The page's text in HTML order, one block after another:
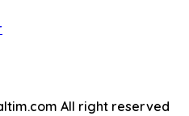
All right reserved